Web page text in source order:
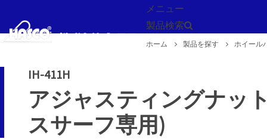
メニュー
製品検索
ホーム 製品を探す ホイール
IH-411H
アジャスティングナッ
スサーフ専用)